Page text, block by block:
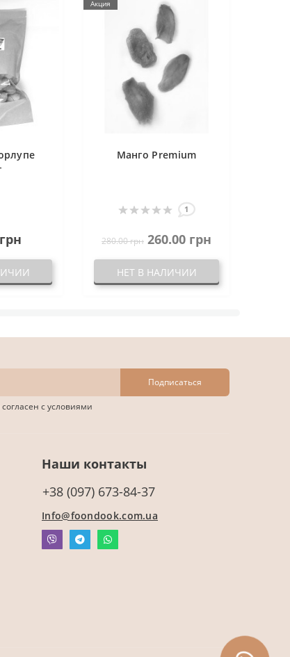
Акция
Манго Premium
1
280.00 грн 260.00 грн
НЕТ В НАЛИЧИИ
Подписаться
согласен с условиями
Наши контакты
+38 (097) 673-84-37
Info@foondook.com.ua